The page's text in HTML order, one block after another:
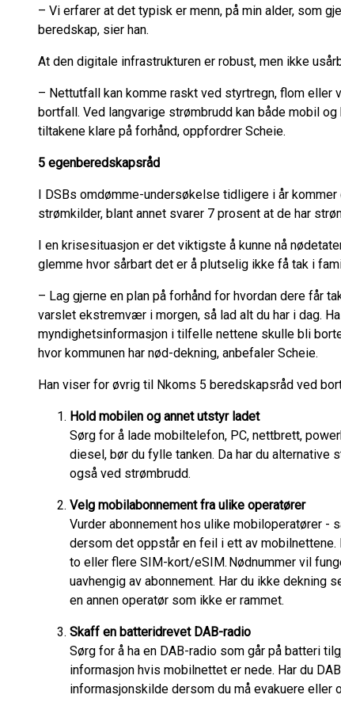
– Vi erfarer at det typisk er menn, på min alder, som
beredskap, sier han.
At den digitale infrastrukturen er robust, men ikke
– Nettutfall kan komme raskt ved styrtregn, flom eller
bortfall. Ved langvarige strømbrudd kan både mobil
tiltakene klare på forhånd, oppfordrer Scheie.
5 egenberedskapsråd
I DSBs omdømme-undersøkelse tidligere i år
strømkilder, blant annet svarer 7 prosent at de har
I en krisesituasjon er det viktigste å kunne nå
glemme hvor sårbart det er å plutselig ikke få tak i
– Lag gjerne en plan på forhånd for hvordan dere får
varslet ekstremvær i morgen, så lad alt du har i dag.
myndighetsinformasjon i tilfelle nettene skulle bli
hvor kommunen har nød-dekning, anbefaler Scheie.
Han viser for øvrig til Nkoms 5 beredskapsråd ved
Hold mobilen og annet utstyr ladet
Sørg for å lade mobiltelefon, PC, nettbrett,
diesel, bør du fylle tanken. Da har du alternative
også ved strømbrudd.
Velg mobilabonnement fra ulike operatører
Vurder abonnement hos ulike mobiloperatører -
dersom det oppstår en feil i ett av
to eller flere SIM-kort/eSIM. Nødnummer vil
uavhengig av abonnement. Har du ikke dekning
en annen operatør som ikke er rammet.
Skaff en batteridrevet DAB-radio
Sørg for å ha en DAB-radio som går på batteri
informasjon hvis mobilnettet er nede. Har du
informasjonskilde dersom du må evakuere eller